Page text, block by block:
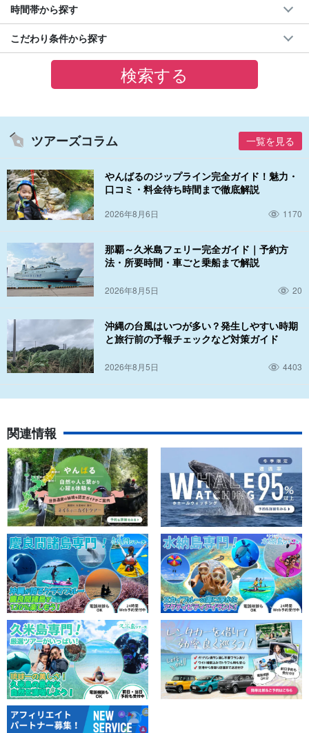
時間帯から探す
こだわり条件から探す
ツアーズコラム 一覧を見る
やんばるのジップライン完全ガイド！魅力・
口コミ・料金待ち時間まで徹底解説
2026年8月6日 1170
那覇～久米島フェリー完全ガイド｜予約方
法・所要時間・車ごと乗船まで解説
2026年8月5日 20
沖縄の台風はいつが多い？発生しやすい時期
と旅行前の予報チェックなど対策ガイド
2026年8月5日 4403
関連情報